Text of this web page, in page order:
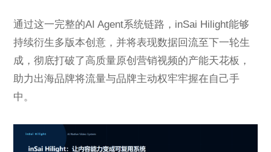
通过这一完整的AI Agent系统链路，inSai Hilight能够
持续衍生多版本创意，并将表现数据回流至下一轮生
成，彻底打破了高质量原创营销视频的产能天花板，
助力出海品牌将流量与品牌主动权牢牢握在自己手
中。